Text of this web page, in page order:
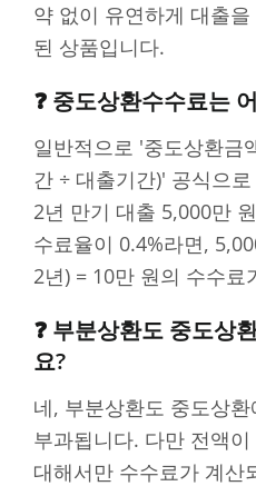
약 없이 유연하게 대출
된 상품입니다.
❓ 중도상환수수료는
일반적으로 '중도상환금
간 ÷ 대출기간)' 공식으
2년 만기 대출 5,000만
수료율이 0.4%라면,
2년) = 10만 원의 수수료
❓ 부분상환도 중도상
요?
네, 부분상환도 중도상
부과됩니다. 다만 전액
대해서만 수수료가 계산